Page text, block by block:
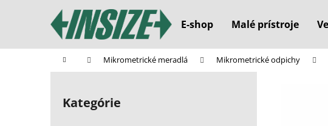
E-shop Malé prístroje
Domov Mikrometrické meradlá Mikrometrické odpichy
B
Preskočiť
kategórie
Kategórie
í
Späť
do
Späť
do
Čo